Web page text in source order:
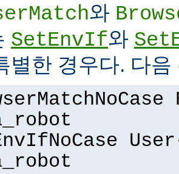
와
SetEnvIf와
별한 경우다. 다